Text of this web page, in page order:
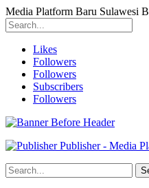
Media Platform Baru Sulawesi
Likes
Followers
Followers
Subscribers
Followers
Publisher - Media